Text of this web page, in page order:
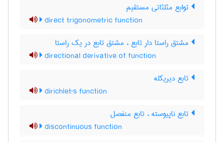
توابع مثلثاتی مستقیم
direct trigonometric function
مشتق راستا دار تابع ، مشتق تابع در یک راستا
directional derivative of function
تابع دیریکله
dirichlet's function
تابع ناپیوسته ، تابع منفصل
discontinuous function